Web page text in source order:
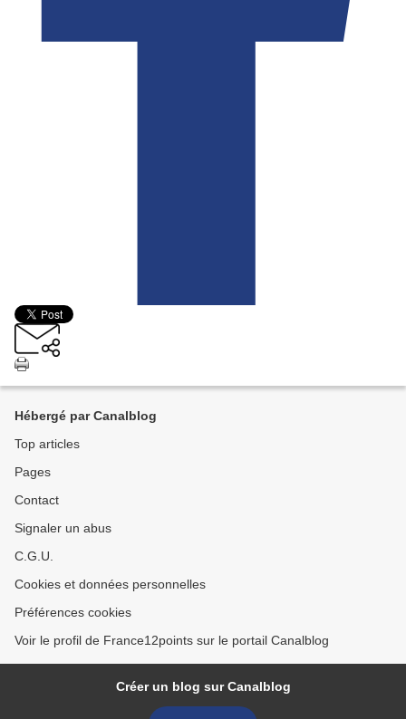
Hébergé par Canalblog
Top articles
Pages
Contact
Signaler un abus
C.G.U.
Cookies et données personnelles
Préférences cookies
Voir le profil de France12points sur le portail Canalblog
Créer un blog sur Canalblog